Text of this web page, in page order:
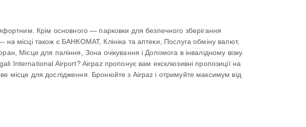
Крім основного — парковки для безпечного зберігання
на місці також є БАНКОМАТ, Клініка та аптеки, Послуга обміну валют,
Місце для паління, Зона очікування і Допомога в інвалідному візку.
International Airport? Airpaz пропонує вам ексклюзивні пропозиції на
місце для дослідження. Бронюйте з Airpaz і отримуйте максимум від